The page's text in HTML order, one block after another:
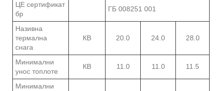
ЦЕ сертификат
бр
ГБ 008251 001
Називна
термална
снага
КВ 20.0 24.0 28.0
Минимални
унос топлоте
КВ 11.0 11.0 11.5
Минимални